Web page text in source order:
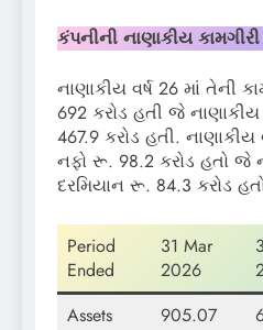
કંપનીની નાણાકીય
નાણાકીય વર્ષ 26 માં તેની
692 કરોડ હતી જે
467.9 કરોડ હતી. નાણાકીય
નફો રૂ. 98.2 કરોડ હતો જે
દરમિયાન રૂ. 84.3 કરોડ
Period
Ended
31 Mar
2026
Assets
905.07